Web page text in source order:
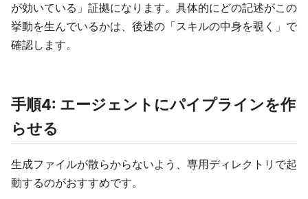
が効いている」証拠になります。具体的にどの記述がこの
挙動を生んでいるかは、後述の「スキルの中身を覗く」で
確認します。
手順4: エージェントにパイプラインを作
らせる
生成ファイルが散らからないよう、専用ディレクトリで起
動するのがおすすめです。